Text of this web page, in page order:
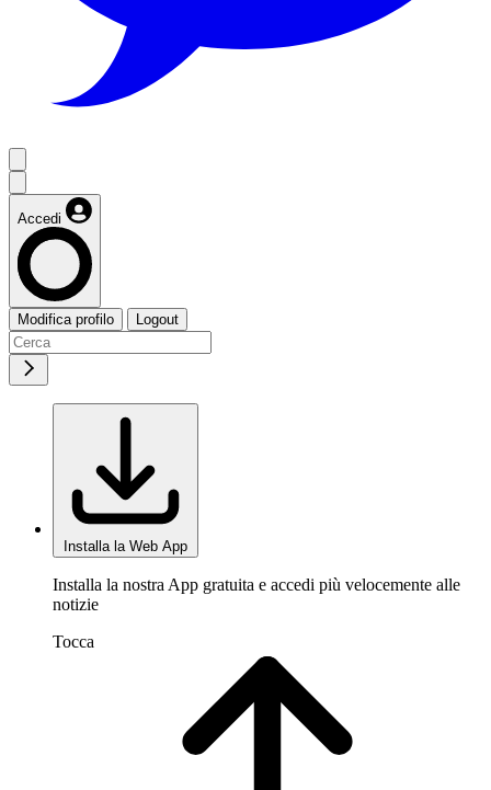
Accedi
Modifica profilo Logout
Installa la Web App
Installa la nostra App gratuita e accedi più velocemente alle
notizie
Tocca